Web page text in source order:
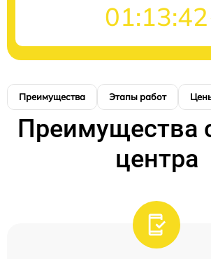
01:13:41
Преимущества Этапы работ
Преимущества
центра